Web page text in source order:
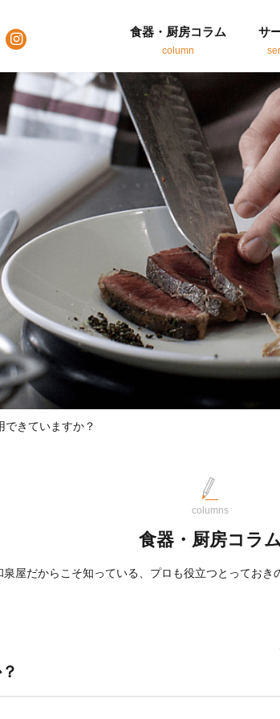
食器・厨房コラム
column
サ
できていますか？
columns
食器・厨房コラム
屋だからこそ知っている、プロも役立つとっておき